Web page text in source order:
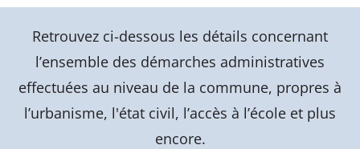
Retrouvez ci-dessous les détails concernant
l’ensemble des démarches administratives
effectuées au niveau de la commune, propres à
l’urbanisme, l'état civil, l’accès à l’école et plus
encore.